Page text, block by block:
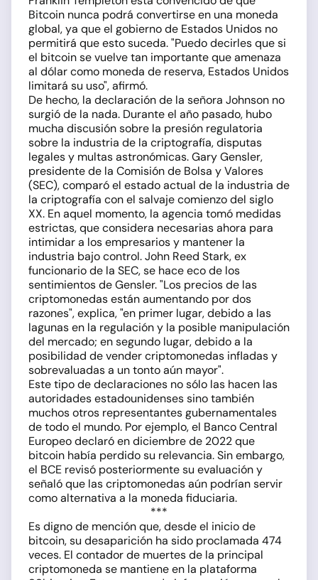
Bitcoin nunca podrá convertirse en una moneda
global, ya que el gobierno de Estados Unidos no
permitirá que esto suceda. "Puedo decirles que si
el bitcoin se vuelve tan importante que amenaza
al dólar como moneda de reserva, Estados Unidos
limitará su uso", afirmó.
De hecho, la declaración de la señora Johnson no
surgió de la nada. Durante el año pasado, hubo
mucha discusión sobre la presión regulatoria
sobre la industria de la criptografía, disputas
legales y multas astronómicas. Gary Gensler,
presidente de la Comisión de Bolsa y Valores
(SEC), comparó el estado actual de la industria de
la criptografía con el salvaje comienzo del siglo
XX. En aquel momento, la agencia tomó medidas
estrictas, que considera necesarias ahora para
intimidar a los empresarios y mantener la
industria bajo control. John Reed Stark, ex
funcionario de la SEC, se hace eco de los
sentimientos de Gensler. "Los precios de las
criptomonedas están aumentando por dos
razones", explica, "en primer lugar, debido a las
lagunas en la regulación y la posible manipulación
del mercado; en segundo lugar, debido a la
posibilidad de vender criptomonedas infladas y
sobrevaluadas a un tonto aún mayor".
Este tipo de declaraciones no sólo las hacen las
autoridades estadounidenses sino también
muchos otros representantes gubernamentales
de todo el mundo. Por ejemplo, el Banco Central
Europeo declaró en diciembre de 2022 que
bitcoin había perdido su relevancia. Sin embargo,
el BCE revisó posteriormente su evaluación y
señaló que las criptomonedas aún podrían servir
como alternativa a la moneda fiduciaria.
***
Es digno de mención que, desde el inicio de
bitcoin, su desaparición ha sido proclamada 474
veces. El contador de muertes de la principal
criptomoneda se mantiene en la plataforma